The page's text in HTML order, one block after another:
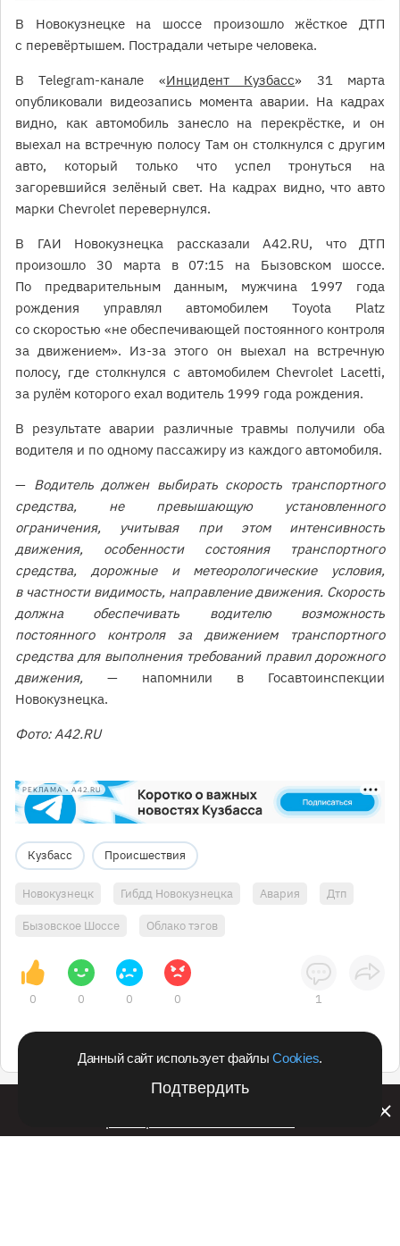
Данный сайт использует файлыCookies.
Подтвердить
В Новокузнецке на шоссе произошло жёсткое ДТП
с перевёртышем. Пострадали четыре человека.
В Telegram-канале «Инцидент Кузбасс» 31 марта
опубликовали видеозапись момента аварии. На кадрах
видно, как автомобиль занесло на перекрёстке, и он
выехал на встречную полосу Там он столкнулся с другим
авто, который только что успел тронуться на
загоревшийся зелёный свет. На кадрах видно, что авто
марки Chevrolet перевернулся.
В ГАИ Новокузнецка рассказали A42.RU, что ДТП
произошло 30 марта в 07:15 на Бызовском шоссе.
По предварительным данным, мужчина 1997 года
рождения управлял автомобилем Toyota Platz
со скоростью «не обеспечивающей постоянного контроля
за движением». Из-за этого он выехал на встречную
полосу, где столкнулся с автомобилем Chevrolet Lacetti,
за рулём которого ехал водитель 1999 года рождения.
В результате аварии различные травмы получили оба
водителя и по одному пассажиру из каждого автомобиля.
— Водитель должен выбирать скорость транспортного
средства, не превышающую установленного
ограничения, учитывая при этом интенсивность
движения, особенности состояния транспортного
средства, дорожные и метеорологические условия,
в частности видимость, направление движения. Скорость
должна обеспечивать водителю возможность
постоянного контроля за движением транспортного
средства для выполнения требований правил дорожного
движения, — напомнили в Госавтоинспекции
Новокузнецка.
Фото: A42.RU
РЕКЛАМА • A42.RU
Кузбасс Происшествия
Новокузнецк Гибдд Новокузнецка Авария Дтп
Бызовское Шоссе Облако тэгов
0 0 0 0 1
Билайн запустил в Кемеровской области акцию с